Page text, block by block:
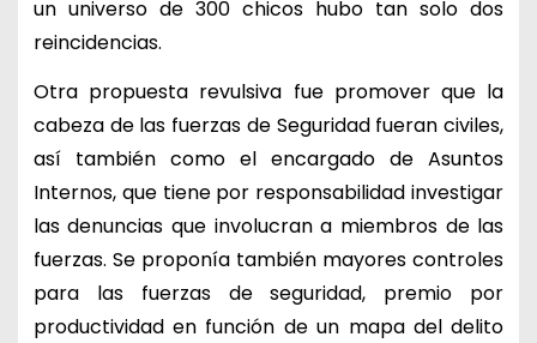
un universo de 300 chicos hubo tan solo dos
reincidencias.
Otra propuesta revulsiva fue promover que la
cabeza de las fuerzas de Seguridad fueran civiles,
así también como el encargado de Asuntos
Internos, que tiene por responsabilidad investigar
las denuncias que involucran a miembros de las
fuerzas. Se proponía también mayores controles
para las fuerzas de seguridad, premio por
productividad en función de un mapa del delito